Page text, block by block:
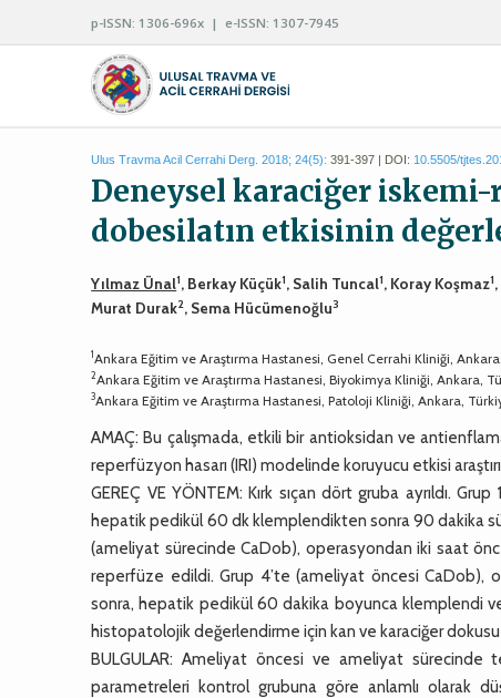
p-ISSN: 1306-696x | e-ISSN: 1307-7945
Ulus Travma Acil Cerrahi Derg. 2018; 24(5): 391-397 | DOI: 10.5505/
Deneysel karaciğer
dobesilatın etkisinin
Yılmaz Ünal1, Berkay Küçük1, Salih Tuncal1, Koray Koşmaz1
Murat Durak2, Sema Hücümenoğlu3
1Ankara Eğitim ve Araştırma Hastanesi, Genel Cerrahi Kliniği,
2Ankara Eğitim ve Araştırma Hastanesi, Biyokimya Kliniği, Ankara,
3Ankara Eğitim ve Araştırma Hastanesi, Patoloji Kliniği, Ankara,
AMAÇ: Bu çalışmada, etkili bir antioksidan ve
reperfüzyon hasarı (IRI) modelinde koruyucu etkisi
GEREÇ VE YÖNTEM: Kırk sıçan dört gruba ayrıldı.
hepatik pedikül 60 dk klemplendikten sonra 90 dakika
(ameliyat sürecinde CaDob), operasyondan iki saat
reperfüze edildi. Grup 4’te (ameliyat öncesi CaDob),
sonra, hepatik pedikül 60 dakika boyunca klemplendi
histopatolojik değerlendirme için kan ve karaciğer dokusu
BULGULAR: Ameliyat öncesi ve ameliyat
parametreleri kontrol grubuna göre anlamlı olarak